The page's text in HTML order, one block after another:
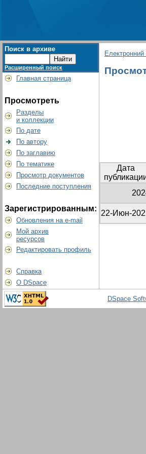
Поиск в архиве
Расширенный поиск
Главная страница
Просмотреть
Разделы
и коллекции
По дате
По автору
По заглавию
По тематике
Просмотр документов
Последние поступления
Зарегистрированным:
Обновления на e-mail
Мой архив
ресурсов
Редактировать профиль
Справка
О DSpace
Електронний
Дата
22-Июн-
DSpace